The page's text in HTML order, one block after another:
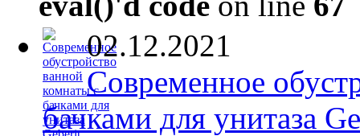
02.12.2021
Современное
бачками для унитаза